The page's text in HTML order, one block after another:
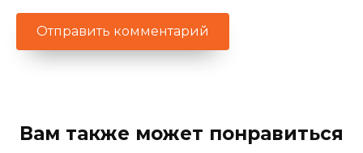
Вам также может понравиться